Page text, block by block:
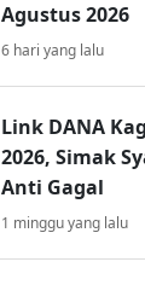
Agustus 2026
6 hari yang lalu
Link DANA
2026, Simak
Anti Gagal
1 minggu yang lalu